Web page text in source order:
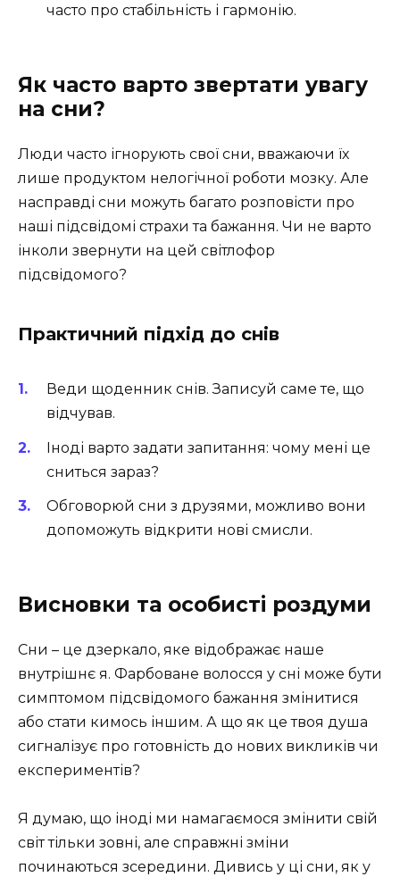
часто про стабільність і гармонію.
Як часто варто звертати увагу
на сни?
Люди часто ігнорують свої сни, вважаючи їх
лише продуктом нелогічної роботи мозку. Але
насправді сни можуть багато розповісти про
наші підсвідомі страхи та бажання. Чи не варто
інколи звернути на цей світлофор
підсвідомого?
Практичний підхід до снів
Веди щоденник снів. Записуй саме те, що
відчував.
Іноді варто задати запитання: чому мені це
сниться зараз?
Обговорюй сни з друзями, можливо вони
допоможуть відкрити нові смисли.
Висновки та особисті роздуми
Сни – це дзеркало, яке відображає наше
внутрішнє я. Фарбоване волосся у сні може бути
симптомом підсвідомого бажання змінитися
або стати кимось іншим. А що як це твоя душа
сигналізує про готовність до нових викликів чи
експериментів?
Я думаю, що іноді ми намагаємося змінити свій
світ тільки зовні, але справжні зміни
починаються зсередини. Дивись у ці сни, як у